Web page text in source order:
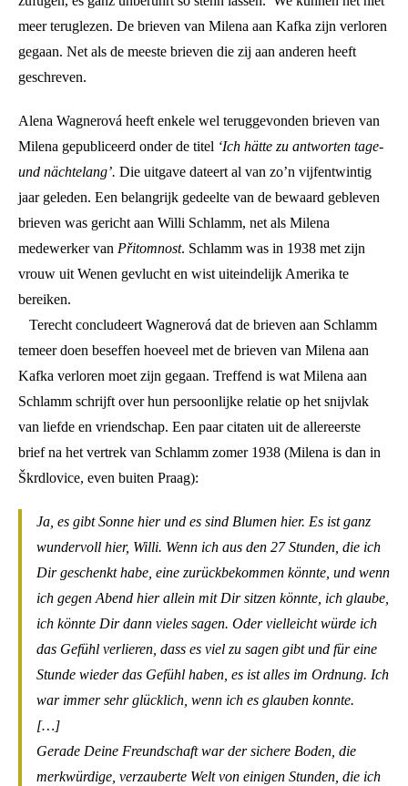
meer teruglezen. De brieven van Milena aan Kafka zijn verloren
gegaan. Net als de meeste brieven die zij aan anderen heeft
geschreven.
Alena Wagnerová heeft enkele wel teruggevonden brieven van
Milena gepubliceerd onder de titel ‘Ich hätte zu antworten tage-
und nächtelang’. Die uitgave dateert al van zo’n vijfentwintig
jaar geleden. Een belangrijk gedeelte van de bewaard gebleven
brieven was gericht aan Willi Schlamm, net als Milena
medewerker van Přitomnost. Schlamm was in 1938 met zijn
vrouw uit Wenen gevlucht en wist uiteindelijk Amerika te
bereiken.
Terecht concludeert Wagnerová dat de brieven aan Schlamm
temeer doen beseffen hoeveel met de brieven van Milena aan
Kafka verloren moet zijn gegaan. Treffend is wat Milena aan
Schlamm schrijft over hun persoonlijke relatie op het snijvlak
van liefde en vriendschap. Een paar citaten uit de allereerste
brief na het vertrek van Schlamm zomer 1938 (Milena is dan in
Škrdlovice, even buiten Praag):
Ja, es gibt Sonne hier und es sind Blumen hier. Es ist ganz
wundervoll hier, Willi. Wenn ich aus den 27 Stunden, die ich
Dir geschenkt habe, eine zurückbekommen könnte, und wenn
ich gegen Abend hier allein mit Dir sitzen könnte, ich glaube,
ich könnte Dir dann vieles sagen. Oder vielleicht würde ich
das Gefühl verlieren, dass es viel zu sagen gibt und für eine
Stunde wieder das Gefühl haben, es ist alles im Ordnung. Ich
war immer sehr glücklich, wenn ich es glauben konnte.
[…]
Gerade Deine Freundschaft war der sichere Boden, die
merkwürdige, verzauberte Welt von einigen Stunden, die ich